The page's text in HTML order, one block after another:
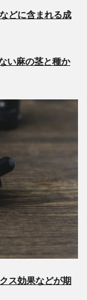
どに含まれる成
い麻の茎と種か
ス効果などが期